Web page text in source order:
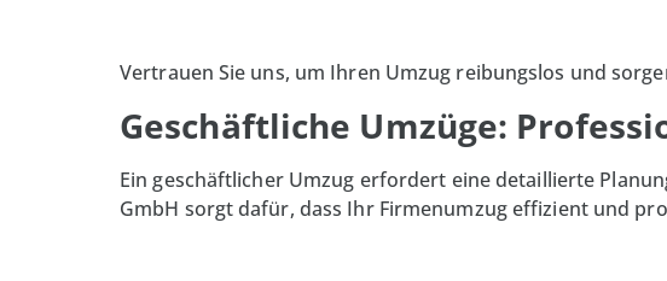
Vertrauen Sie uns, um Ihren Umzug reibungslos und
Geschäftliche Umzüge:
Ein geschäftlicher Umzug erfordert eine detaillierte
GmbH sorgt dafür, dass Ihr Firmenumzug effizient und